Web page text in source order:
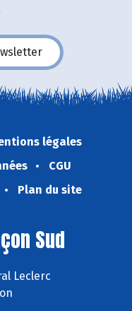
légales
CGU
Plan du site
Sud
Leclerc